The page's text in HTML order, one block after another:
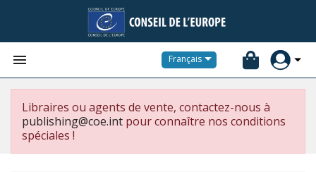
 Français
Libraires ou agents de vente, contactez-nous à
publishing@coe.int pour connaître nos conditions
spéciales !